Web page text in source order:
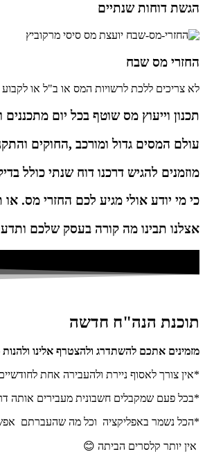
הגשת דוחות שנתיים
החזרי מס שבח
לא צריכים ללכת לרשויות המס או ב"ל או
תכנון וייעוץ מס שוטף בכל יום
עולם המסים גדול ומורכב ,החוקים
מוזמנים להגיש דרכנו דוח שנתי כולל
כי מי יודע אולי מגיע לכם החזרי מס.
אצלנו תבינו מה קורה בעסק שלכם
תוכנת הנה"ח חדשה
מזמינים אתכם להשתדרג ולהצטרף אלינו
*אין צורך לאסוף ניירת ולהעבירה אחת
*בכל פעם שמקבלים חשבונית מעבירים אותה
*הכל נשמר באפליקציה וכל מה שהעברתם
אין יותר קלסרים הביתה 😊